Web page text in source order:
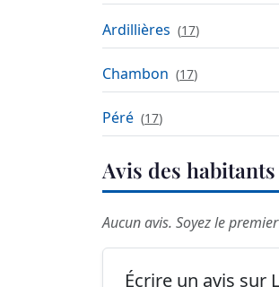
Ardillières (17)
Chambon (17)
Péré (17)
Avis des habitants
Aucun avis. Soyez le
Écrire un avis sur